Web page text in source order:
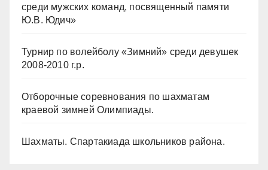
среди мужских команд, посвященный памяти
Ю.В. Юдич»
Турнир по волейболу «Зимний» среди девушек
2008-2010 г.р.
Отборочные соревнования по шахматам
краевой зимней Олимпиады.
Шахматы. Спартакиада школьников района.